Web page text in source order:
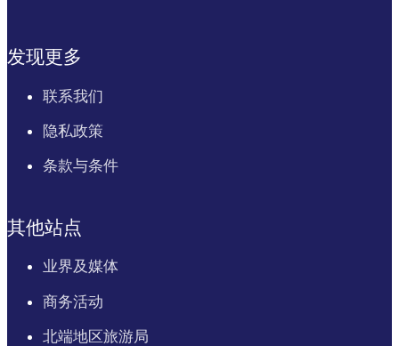
发现更多
联系我们
隐私政策
条款与条件
其他站点
业界及媒体
商务活动
北端地区旅游局